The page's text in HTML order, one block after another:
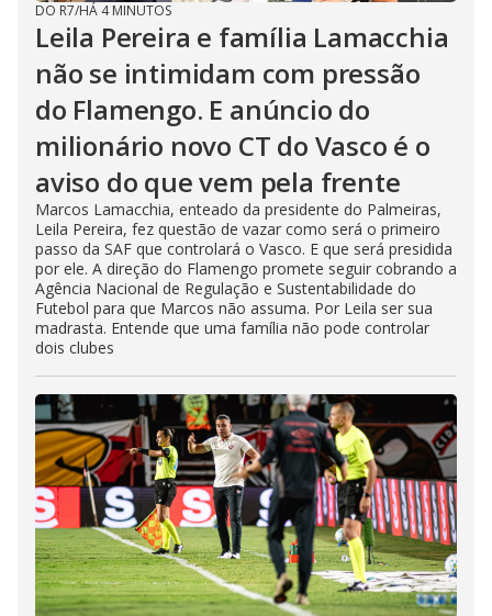
DO R7/HÁ 4 MINUTOS
Leila Pereira e família Lamacchia
não se intimidam com pressão
do Flamengo. E anúncio do
milionário novo CT do Vasco é o
aviso do que vem pela frente
Marcos Lamacchia, enteado da presidente do Palmeiras,
Leila Pereira, fez questão de vazar como será o primeiro
passo da SAF que controlará o Vasco. E que será presidida
por ele. A direção do Flamengo promete seguir cobrando a
Agência Nacional de Regulação e Sustentabilidade do
Futebol para que Marcos não assuma. Por Leila ser sua
madrasta. Entende que uma família não pode controlar
dois clubes